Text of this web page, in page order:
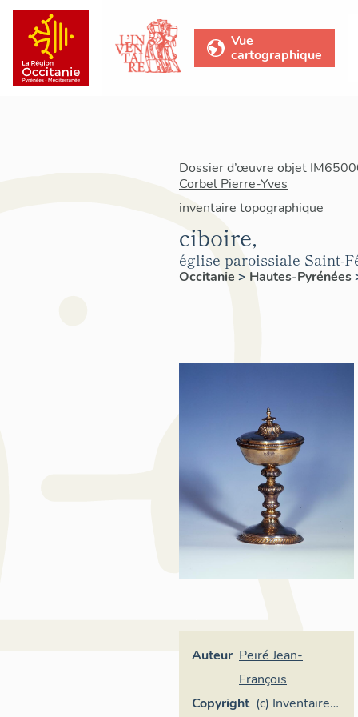
Vue
cartographique
Dossier d’œuvre objet
Corbel Pierre-Yves
inventaire topographique
ciboire,
église paroissiale Saint-
Occitanie > Hautes-Pyrénées
Auteur Peiré Jean-
François
Copyright (c) Inventaire